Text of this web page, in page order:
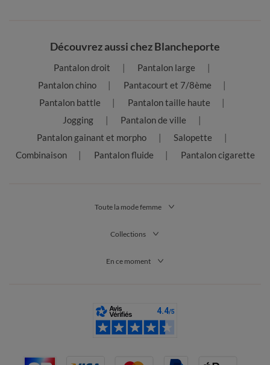
Découvrez aussi chez Blancheporte
Pantalon droit
Pantalon large
Pantalon chino
Pantacourt et 7/8ème
Pantalon battle
Pantalon taille haute
Jogging
Pantalon de ville
Pantalon gainant et morpho
Salopette
Combinaison
Pantalon fluide Pantalon cigarette
Toute la mode femme
Collections
En ce moment